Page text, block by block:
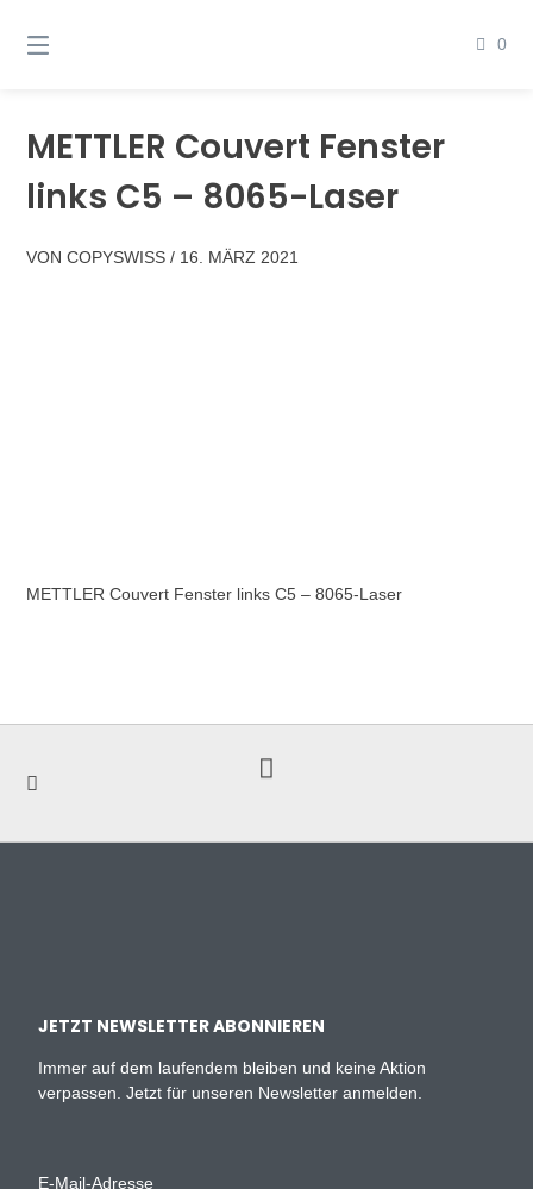
zum
0
METTLER Couvert Fenster
links C5 – 8065-Laser
VONCOPYSWISS / 16. MÄRZ 2021
METTLER Couvert Fenster links C5 – 8065-Laser
JETZT NEWSLETTER ABONNIEREN
Immer auf dem laufendem bleiben und keine Aktion
verpassen. Jetzt für unseren Newsletter anmelden.
E-Mail-Adresse